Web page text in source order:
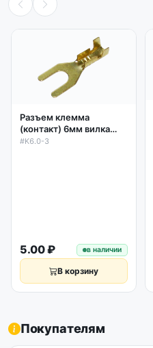
Разъем клемма
(контакт) 6мм вилка
латунь под винт
#K6.0-3
5.00 ₽ в наличии
В корзину
Покупателям